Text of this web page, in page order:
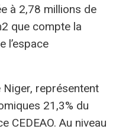
à 2,78 millions de
que compte la
l’espace
Niger, représentent
21,3% du
CEDEAO. Au niveau